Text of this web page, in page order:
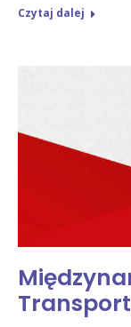
Czytaj dalej